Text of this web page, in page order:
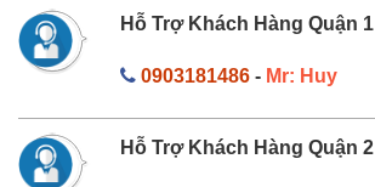
Hỗ Trợ Khách Hàng Quận 1
0903181486- Mr: Huy
Hỗ Trợ Khách Hàng Quận 2